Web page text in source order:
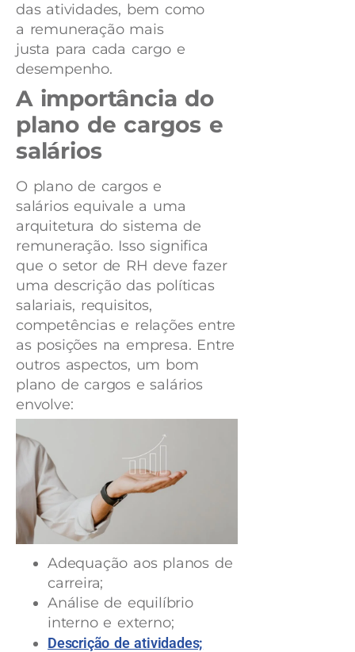
das atividades, bem como
a remuneração mais
justa para cada cargo e
desempenho.
A importância do
plano de cargos e
salários
O plano de cargos e
salários equivale a uma
arquitetura do sistema de
remuneração. Isso significa
que o setor de RH deve fazer
uma descrição das políticas
salariais, requisitos,
competências e relações entre
as posições na empresa. Entre
outros aspectos, um bom
plano de cargos e salários
envolve:
Adequação aos planos de
carreira;
Análise de equilíbrio
interno e externo;
Descrição de atividades;